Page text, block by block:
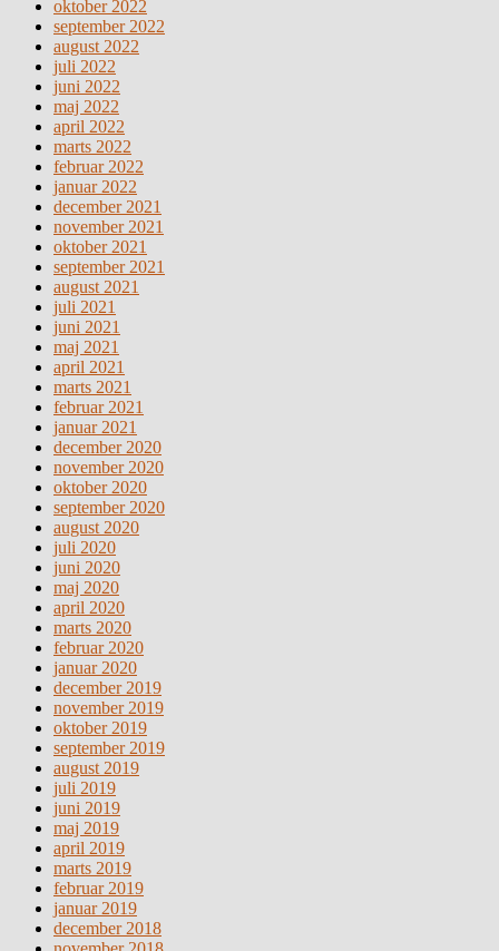
oktober 2022
september 2022
august 2022
juli 2022
juni 2022
maj 2022
april 2022
marts 2022
februar 2022
januar 2022
december 2021
november 2021
oktober 2021
september 2021
august 2021
juli 2021
juni 2021
maj 2021
april 2021
marts 2021
februar 2021
januar 2021
december 2020
november 2020
oktober 2020
september 2020
august 2020
juli 2020
juni 2020
maj 2020
april 2020
marts 2020
februar 2020
januar 2020
december 2019
november 2019
oktober 2019
september 2019
august 2019
juli 2019
juni 2019
maj 2019
april 2019
marts 2019
februar 2019
januar 2019
december 2018